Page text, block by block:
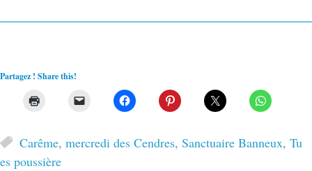
Partagez ! Share this!
Carême, mercredi des Cendres, Sanctuaire Banneux, Tu
es poussière